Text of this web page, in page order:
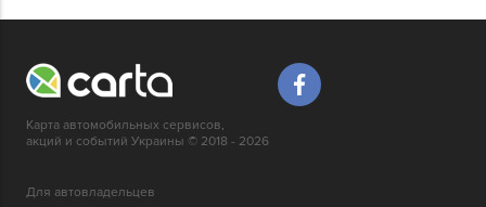
Карта автомобильных сервисов,
акций и событий Украины © 2018 - 2026
Для автовладельцев